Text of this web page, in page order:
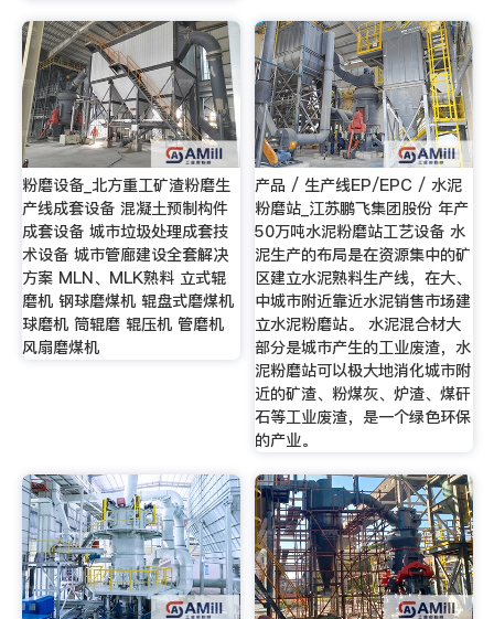
粉磨设备_北方重工矿渣粉磨生
产线成套设备 混凝土预制构件
成套设备 城市垃圾处理成套技
术设备 城市管廊建设全套解决
方案 MLN、MLK熟料 立式辊
磨机 钢球磨煤机 辊盘式磨煤机
球磨机 筒辊磨 辊压机 管磨机
风扇磨煤机
产品 / 生产线EP/EPC / 水泥
粉磨站_江苏鹏飞集团股份 年产
50万吨水泥粉磨站工艺设备 水
泥生产的布局是在资源集中的矿
区建立水泥熟料生产线，在大、
中城市附近靠近水泥销售市场建
立水泥粉磨站。 水泥混合材大
部分是城市产生的工业废渣，水
泥粉磨站可以极大地消化城市附
近的矿渣、粉煤灰、炉渣、煤矸
石等工业废渣，是一个绿色环保
的产业。